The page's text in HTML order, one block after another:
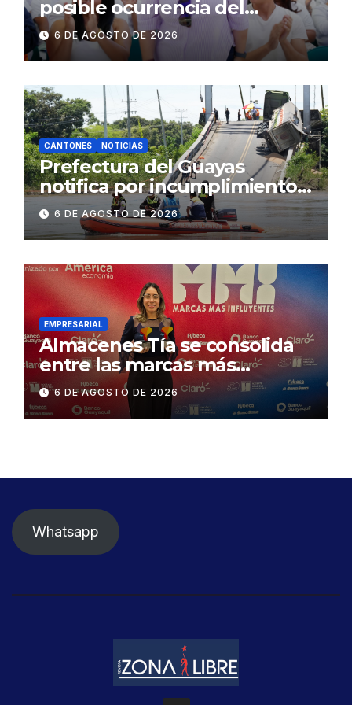
posible ocurrencia del
fenómeno de El Niño:
Gobierno Nacional capacita a
2.500 jóvenes
6 DE AGOSTO DE 2026
CANTONES NOTICIAS
Prefectura del Guayas
notifica por incumplimiento
contractual a la
Concesionaria CONORTE y
exige celeridad en
desmontaje del puente
Gonzalo Icaza Cornejo, en
Daule
6 DE AGOSTO DE 2026
EMPRESARIAL
Almacenes Tía se consolida
entre las marcas más
influyentes del Ecuador
6 DE AGOSTO DE 2026
Whatsapp